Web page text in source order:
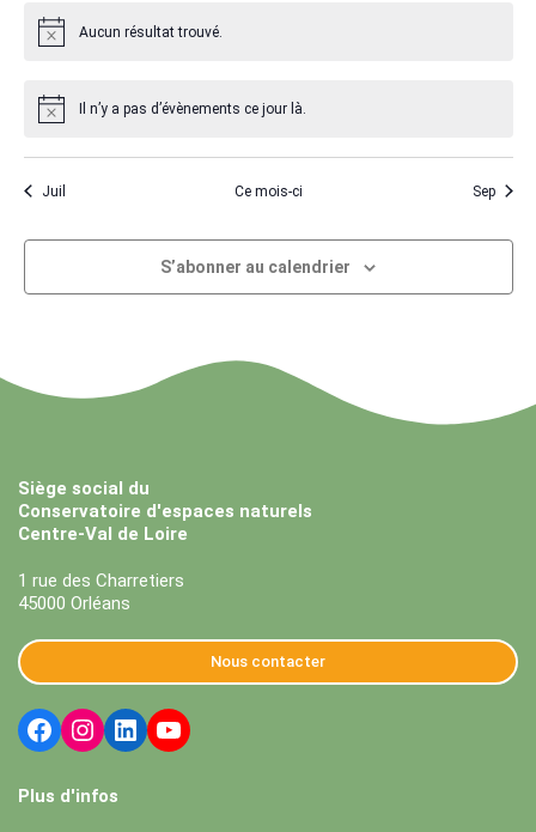
Aucun résultat trouvé.
Il n’y a pas d’évènements ce jour là.
Juil Ce mois-ci Sep
S’abonner au calendrier
Siège social du
Conservatoire d'espaces naturels
Centre-Val de Loire
1 rue des Charretiers
45000 Orléans
Nous contacter
Plus d'infos